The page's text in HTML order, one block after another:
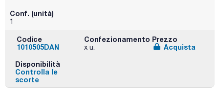
Conf. (unità)
1
Codice
1010505DAN
Confezionamento
x u.
Prezzo
Acquista
Disponibilità
Controlla le
scorte